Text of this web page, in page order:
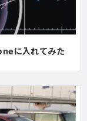
に入れてみた